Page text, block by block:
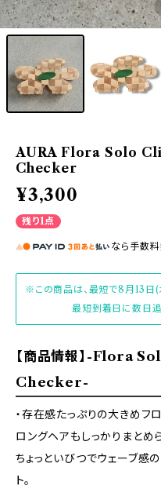
AURA Flora Solo
Checker
¥3,300
残り1点
なら 手数
※この商品は、最短で8月13日(
最短到着日に数日追
【商品情報】-Flora
Checker-
・存在感たっぷりの大きめフロ
ロングヘアもしっかりまとめ
ちょっといびつでウェーブ感
ト。